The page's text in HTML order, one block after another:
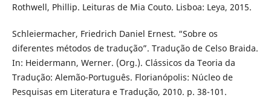
Rothwell, Phillip. Leituras de Mia Couto. Lisboa: Leya, 2015.
Schleiermacher, Friedrich Daniel Ernest. “Sobre os
diferentes métodos de tradução”. Tradução de Celso Braida.
In: Heidermann, Werner. (Org.). Clássicos da Teoria da
Tradução: Alemão-Português. Florianópolis: Núcleo de
Pesquisas em Literatura e Tradução, 2010. p. 38-101.